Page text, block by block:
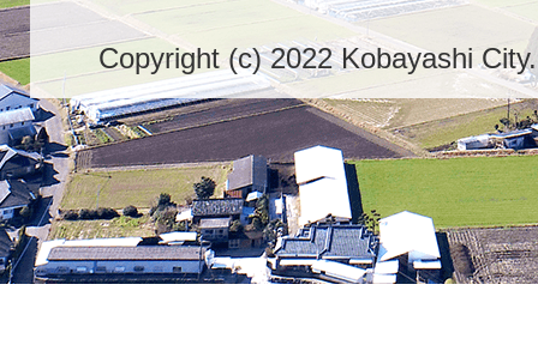
Copyright (c) 2022 Kobayashi